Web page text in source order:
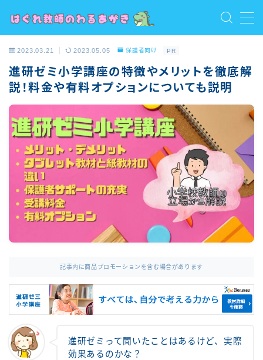
トップ
プライバシーポリシー
保護者向け
利用規約／特定商取引法に基づく表記
教員向け
教員志望・若手教員向け
有料記事の決済完了ページ
2023.03.21 2023.05.05 保護者向け PR
進研ゼミ小学講座の特徴やメリットを徹底解
説！料金や有料オプションについても説明
記事内に商品プロモーションを含む場合があります
進研ゼミって聞いたことはあるけど、実際
効果あるのかな？